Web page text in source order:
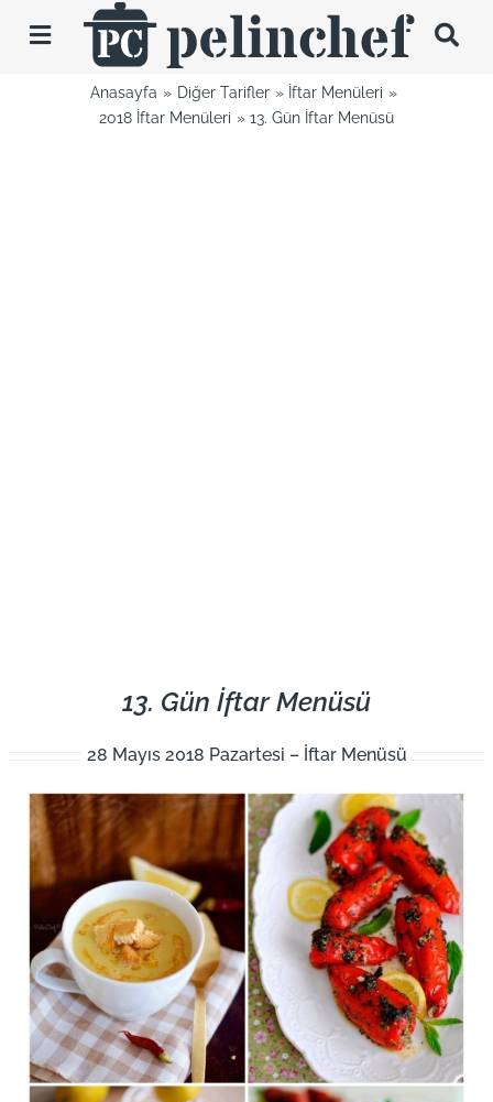
Toggle
Navigation
TariflerAnasayfa Diğer Tarifler
İftar Menüleri
2018 İftar Menüleri
13. Gün İftar Menüsü
13. Gün İftar Menüsü
28 Mayıs 2018 Pazartesi – İftar Menüsü